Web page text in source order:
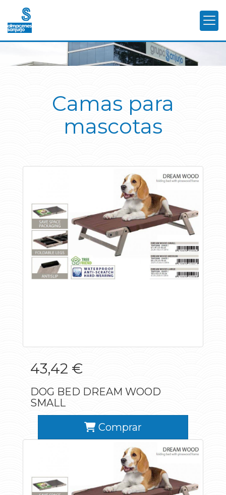
Camas para
mascotas
43,42 €
DOG BED DREAM WOOD
SMALL
Comprar